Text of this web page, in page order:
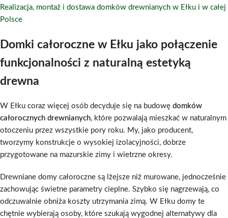
Realizacja, montaż i dostawa domków drewnianych w Ełku i w całej
Polsce
Domki całoroczne w Ełku jako połączenie
funkcjonalności z naturalną estetyką
drewna
W Ełku coraz więcej osób decyduje się na budowę domków
całorocznych drewnianych, które pozwalają mieszkać w naturalnym
otoczeniu przez wszystkie pory roku. My, jako producent,
tworzymy konstrukcje o wysokiej izolacyjności, dobrze
przygotowane na mazurskie zimy i wietrzne okresy.
Drewniane domy całoroczne są lżejsze niż murowane, jednocześnie
zachowując świetne parametry cieplne. Szybko się nagrzewają, co
odczuwalnie obniża koszty utrzymania zimą. W Ełku domy te
chętnie wybierają osoby, które szukają wygodnej alternatywy dla